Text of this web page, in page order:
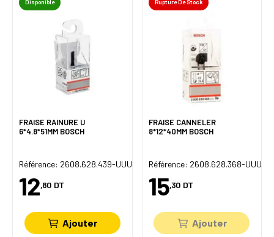
Disponible
FRAISE RAINURE U
6*4.8*51MM BOSCH
Référence: 2608.628.439-UUU
12,80 DT
Ajouter
Rupture De Stock
FRAISE CANNELER
8*12*40MM BOSCH
Référence: 2608.628.368-UUU
15,30 DT
Ajouter